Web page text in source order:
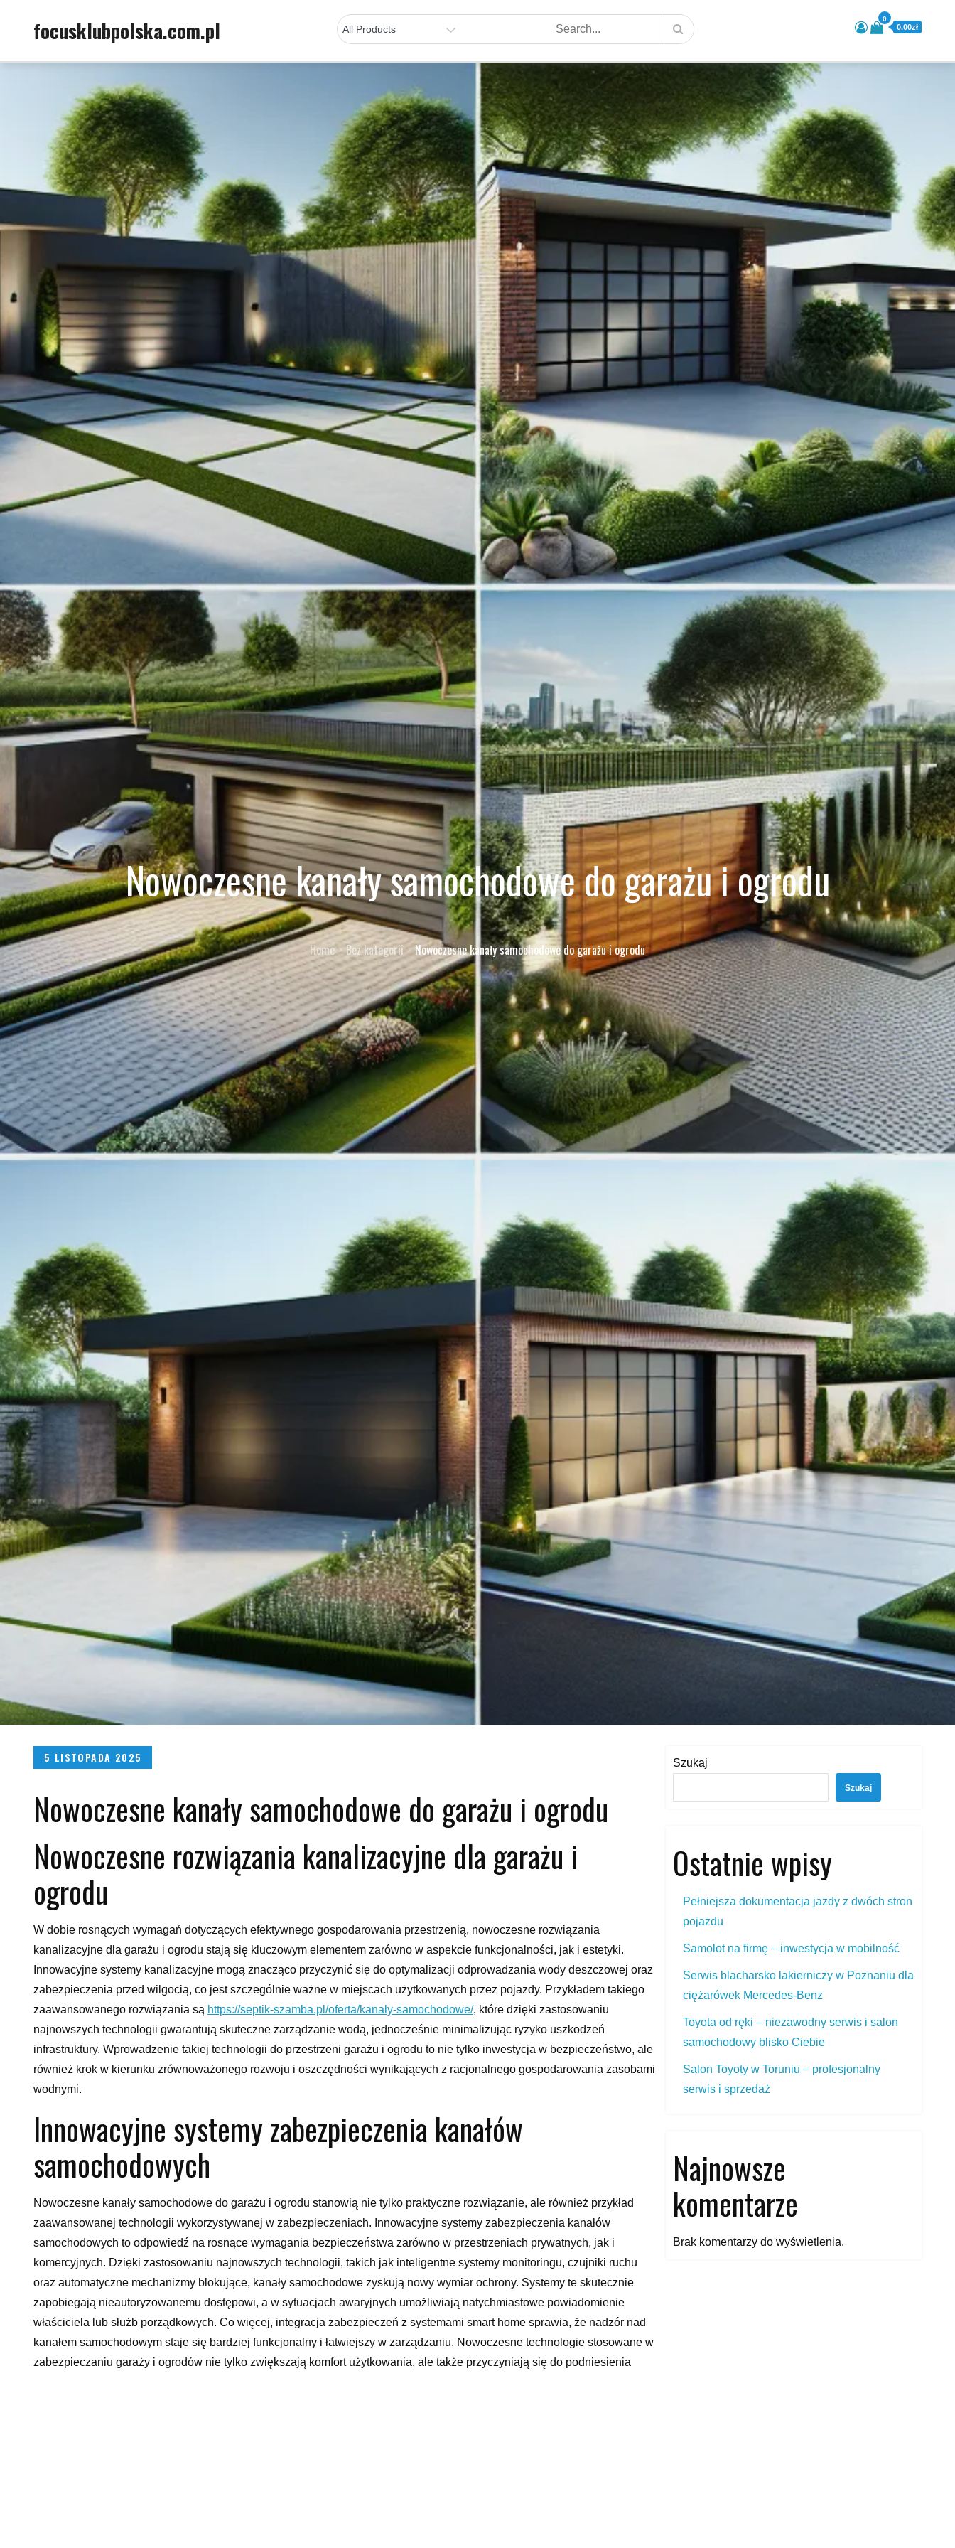
focusklubpolska.com.pl 0
0.00zł
Nowoczesne kanały samochodowe do garażu i ogrodu
Home Bez kategorii Nowoczesne kanały samochodowe do garażu i ogrodu
Posted
5 LISTOPADA 2025
Nowoczesne kanały samochodowe do garażu i ogrodu
Nowoczesne rozwiązania kanalizacyjne dla garażu i
ogrodu
W dobie rosnących wymagań dotyczących efektywnego gospodarowania przestrzenią, nowoczesne rozwiązania
kanalizacyjne dla garażu i ogrodu stają się kluczowym elementem zarówno w aspekcie funkcjonalności, jak i estetyki.
Innowacyjne systemy kanalizacyjne mogą znacząco przyczynić się do optymalizacji odprowadzania wody deszczowej oraz
zabezpieczenia przed wilgocią, co jest szczególnie ważne w miejscach użytkowanych przez pojazdy. Przykładem takiego
zaawansowanego rozwiązania są https://septik-szamba.pl/oferta/kanaly-samochodowe/, które dzięki zastosowaniu
najnowszych technologii gwarantują skuteczne zarządzanie wodą, jednocześnie minimalizując ryzyko uszkodzeń
infrastruktury. Wprowadzenie takiej technologii do przestrzeni garażu i ogrodu to nie tylko inwestycja w bezpieczeństwo, ale
również krok w kierunku zrównoważonego rozwoju i oszczędności wynikających z racjonalnego gospodarowania zasobami
wodnymi.
Innowacyjne systemy zabezpieczenia kanałów
samochodowych
Nowoczesne kanały samochodowe do garażu i ogrodu stanowią nie tylko praktyczne rozwiązanie, ale również przykład
zaawansowanej technologii wykorzystywanej w zabezpieczeniach. Innowacyjne systemy zabezpieczenia kanałów
samochodowych to odpowiedź na rosnące wymagania bezpieczeństwa zarówno w przestrzeniach prywatnych, jak i
komercyjnych. Dzięki zastosowaniu najnowszych technologii, takich jak inteligentne systemy monitoringu, czujniki ruchu
oraz automatyczne mechanizmy blokujące, kanały samochodowe zyskują nowy wymiar ochrony. Systemy te skutecznie
zapobiegają nieautoryzowanemu dostępowi, a w sytuacjach awaryjnych umożliwiają natychmiastowe powiadomienie
właściciela lub służb porządkowych. Co więcej, integracja zabezpieczeń z systemami smart home sprawia, że nadzór nad
kanałem samochodowym staje się bardziej funkcjonalny i łatwiejszy w zarządzaniu. Nowoczesne technologie stosowane w
zabezpieczaniu garaży i ogrodów nie tylko zwiększają komfort użytkowania, ale także przyczyniają się do podniesienia
Szukaj
Szukaj
Ostatnie wpisy
Pełniejsza dokumentacja jazdy z dwóch stron
pojazdu
Samolot na firmę – inwestycja w mobilność
Serwis blacharsko lakierniczy w Poznaniu dla
ciężarówek Mercedes‑Benz
Toyota od ręki – niezawodny serwis i salon
samochodowy blisko Ciebie
Salon Toyoty w Toruniu – profesjonalny
serwis i sprzedaż
Najnowsze
komentarze
Brak komentarzy do wyświetlenia.